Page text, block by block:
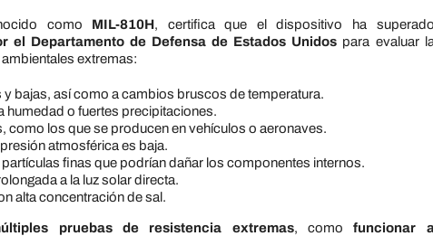
como MIL-810H, certifica que el dispositivo ha superado
el Departamento de Defensa de Estados Unidos para evaluar la
extremas:
bajas, así como a cambios bruscos de temperatura.
humedad o fuertes precipitaciones.
como los que se producen en vehículos o aeronaves.
atmosférica es baja.
finas que podrían dañar los componentes internos.
a la luz solar directa.
alta concentración de sal.
pruebas de resistencia extremas, comofuncionar